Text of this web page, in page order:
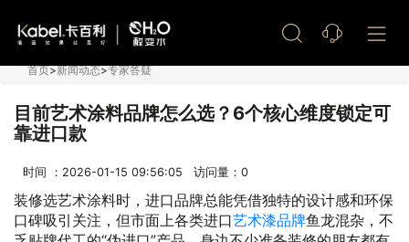
首页>新闻动态>专家答疑
目前艺术涂料品牌怎么选？6个核心维度锁定可
靠进口款
时间 ：2026-01-15 09:56:05 访问量： 0
装修选艺术涂料时，进口品牌总能凭借独特的设计感和环保
口碑吸引关注，但市面上各类进口艺术漆品牌鱼龙混杂，不